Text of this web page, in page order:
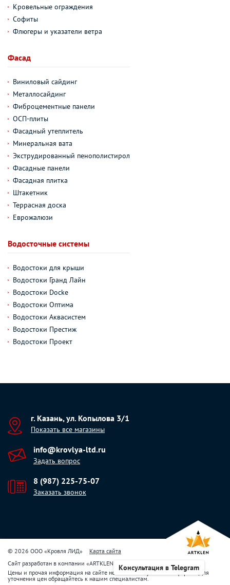
Кровельные ограждения
Софиты
Флюгеры и указатели ветра
Фасад
Виниловый сайдинг
Металлосайдинг
Фиброцементные панели
ОСП-плиты
Фасадный утеплитель
Минеральная вата
Экструдированный пенополистирол
Фасадные панели
Фасадная плитка
Штакетник
Террасная доска
Еврожалюзи
Водосточные системы
Водостоки для крыши
Водостоки Гранд Лайн
Водостоки Docke
Водостоки Оптима
Водостоки Аквасистем
Водостоки Престиж
Водостоки Проект
г. Казань, ул. Копылова 3/1
Показать все магазины
info@krovlya-ltd.ru
Задать вопрос
8 (987) 225-75-07
Заказать звонок
© 2026 ООО «Кровля ЛИД»
Карта сайта
Сайт разработан в компании «ARTKLEN
Цены и прочая информация на сайте не являются публичной офертой. Для
уточнения цен обращайтесь к нашим специалистам.
Консультация в Telegram